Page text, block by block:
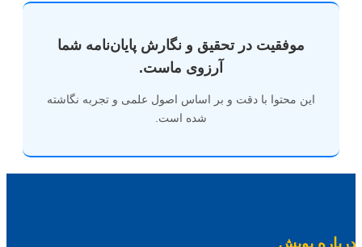
موفقیت در تحقیق و نگارش پایان‌نامه شما
آرزوی ماست.
این محتوا با دقت و بر اساس اصول علمی و تجربه نگاشته
شده است.
درباره پویش